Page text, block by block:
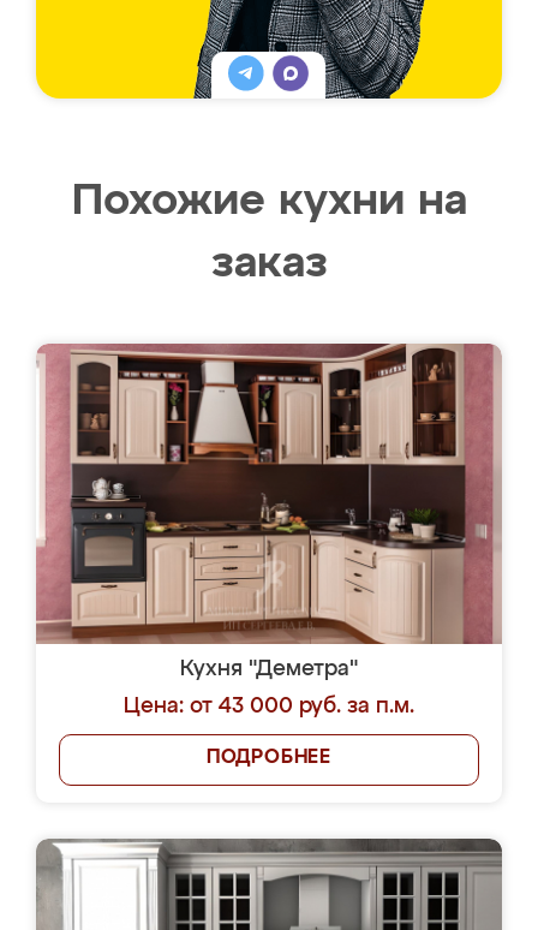
Похожие кухни на
заказ
Кухня "Деметра"
Цена: от 43 000 руб. за п.м.
ПОДРОБНЕЕ